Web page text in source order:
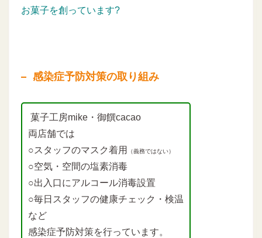
お菓子を創っています?
感染症予防対策の取り組み
菓子工房mike・御饌cacao
両店舗では
○スタッフのマスク着用
（義務ではない）
○空気・空間の塩素消毒
○出入口にアルコール消毒設置
○毎日スタッフの健康チェック・検温
など
感染症予防対策を行っています。